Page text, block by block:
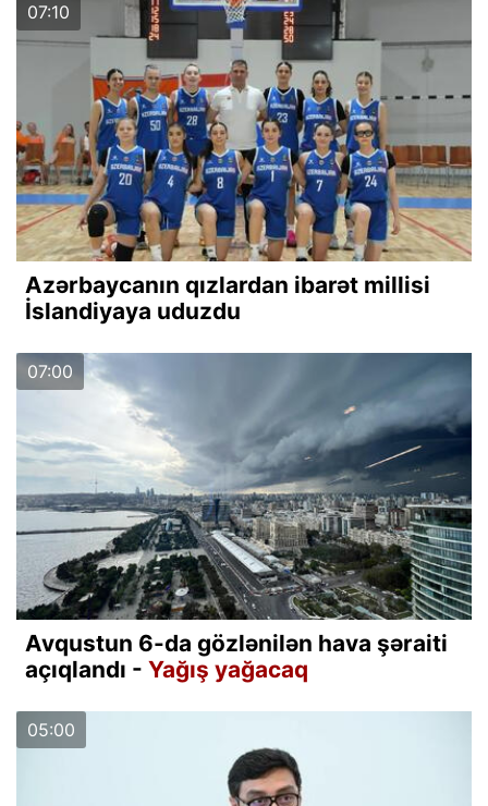
07:10
Azərbaycanın qızlardan ibarət millisi
İslandiyaya uduzdu
07:00
Avqustun 6-da gözlənilən hava şəraiti
açıqlandı - Yağış yağacaq
05:00